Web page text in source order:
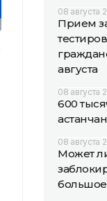
08 августа
Прием
августа
08 августа
600
08 августа
Может
большое